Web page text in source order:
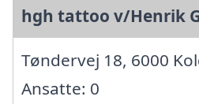
hgh tattoo v/Henrik
Tøndervej 18, 6000
Ansatte: 0